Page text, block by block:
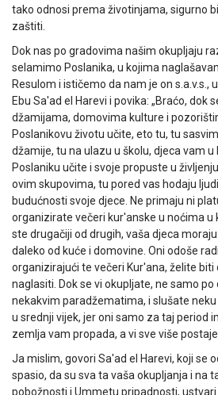
tako odnosi prema životinjama, sigurno
zaštiti.
Dok nas po gradovima našim okupljaju
selamimo Poslanika, u kojima
Resulom i ističemo da nam je on s.a.v.s.,
Ebu Sa'ad el Harevi i povika: „Braćo, dok
džamijama, domovima kulture i
Poslanikovu životu učite, eto tu, tu
džamije, tu na ulazu u školu, djeca vam u
Poslaniku učite i svoje propuste u
ovim skupovima, tu pored vas hodaju
budućnosti svoje djece. Ne primaju ni
organizirate večeri kur'anske u noćima u
ste drugačiji od drugih, vaša djeca
daleko od kuće i domovine. Oni odoše
organizirajući te večeri Kur'ana, želite biti
naglasiti. Dok se vi okupljate, ne samo
nekakvim paradžematima, i slušate
u srednji vijek, jer oni samo za taj period
zemlja vam propada, a vi sve više
Ja mislim, govori Sa'ad el Harevi, koji se
spasio, da su sva ta vaša okupljanja i na
pobožnosti i Ummetu pripadnosti,